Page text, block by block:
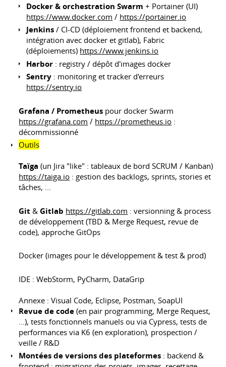
Docker & orchestration Swarm + Portainer (UI)
https://www.docker.com / https://portainer.io
Jenkins / CI-CD (déploiement frontend et backend,
intégration avec docker et gitlab), Fabric
(déploiements) https://www.jenkins.io
Harbor : registry / dépôt d'images docker
Sentry : monitoring et tracker d'erreurs
https://sentry.io
Grafana / Prometheus pour docker Swarm
https://grafana.com / https://prometheus.io :
décommissionné
Outils
Taïga (un Jira "like" : tableaux de bord SCRUM / Kanban)
https://taiga.io : gestion des backlogs, sprints, stories et
tâches, ...
Git &Gitlab https://gitlab.com : versionning & process
de développement (TBD & Merge Request, revue de
code), approche GitOps
Docker (images pour le développement & test & prod)
IDE : WebStorm, PyCharm, DataGrip
Annexe : Visual Code, Eclipse, Postman, SoapUI
Revue de code (en pair programming, Merge Request,
...), tests fonctionnels manuels ou via Cypress, tests de
performances via K6 (en exploration), prospection /
veille / R&D
Montées de versions des plateformes : backend &